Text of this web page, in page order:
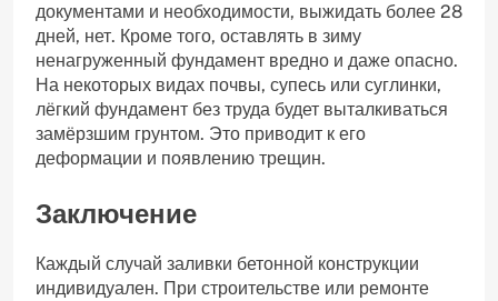
документами и необходимости, выжидать более 28
дней, нет. Кроме того, оставлять в зиму
ненагруженный фундамент вредно и даже опасно.
На некоторых видах почвы, супесь или суглинки,
лёгкий фундамент без труда будет выталкиваться
замёрзшим грунтом. Это приводит к его
деформации и появлению трещин.
Заключение
Каждый случай заливки бетонной конструкции
индивидуален. При строительстве или ремонте